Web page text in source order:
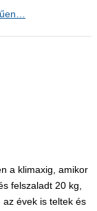
a klimaxig, amikor
felszaladt 20 kg,
évek is teltek és